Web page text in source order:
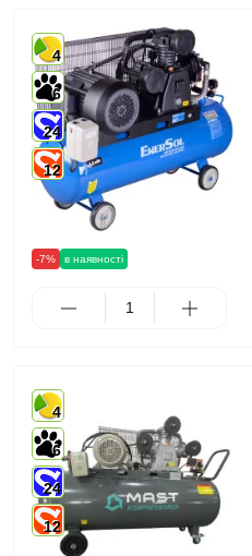
-7% в наявності
4
6
24
12
4
6
24
12